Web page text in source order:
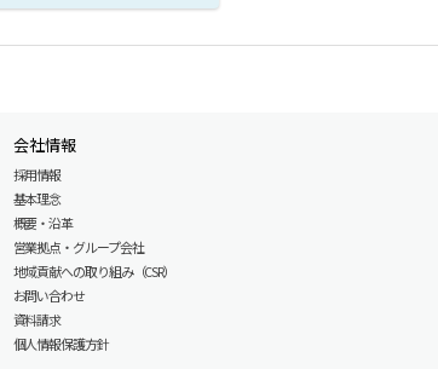
会社情報
採用情報
基本理念
概要・沿革
営業拠点・グループ会社
地域貢献への取り組み（CSR）
お問い合わせ
資料請求
個人情報保護方針